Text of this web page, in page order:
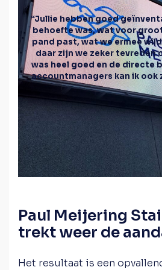
“Jullie hebben goed
behoefte was, wat voor
pand past, wat we ermee
daar zijn we zeker tevreden
was heel goed en de directe
accountmanagers kan ik ook
Paul Meijering
trekt weer de
Het resultaat is een